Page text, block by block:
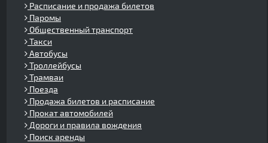
Расписание и продажа билетов
Паромы
Общественный транспорт
Такси
Автобусы
Троллейбусы
Трамваи
Поезда
Продажа билетов и расписание
Прокат автомобилей
Дороги и правила вождения
Поиск аренды